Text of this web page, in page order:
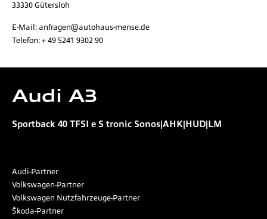
33330 Gütersloh
E-Mail: anfragen@autohaus-mense.de
Telefon: + 49 5241 9302 90
Audi A3
Sportback 40 TFSI e S tronic Sonos|AHK|HUD|LM
Audi-Partner
Volkswagen-Partner
Volkswagen Nutzfahrzeuge-Partner
Škoda-Partner